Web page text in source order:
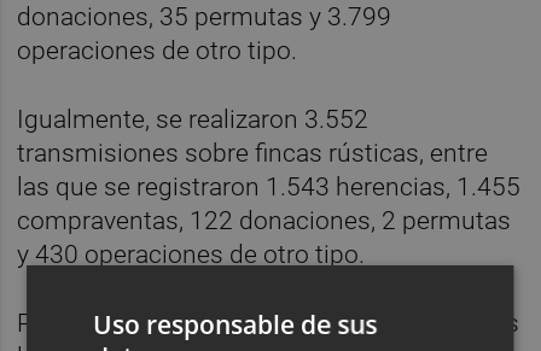
donaciones, 35 permutas y 3.799
operaciones de otro tipo.
Igualmente, se realizaron 3.552
transmisiones sobre fincas rústicas, entre
las que se registraron 1.543 herencias, 1.455
compraventas, 122 donaciones, 2 permutas
y 430 operaciones de otro tipo.
Por territorios, la compraventa cayó en todas
Uso responsable de sus